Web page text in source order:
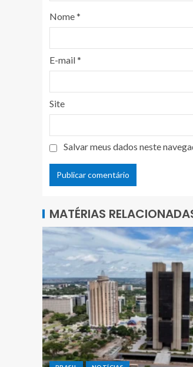
Nome*
E-mail*
Site
Salvar meus dados neste
MATÉRIAS